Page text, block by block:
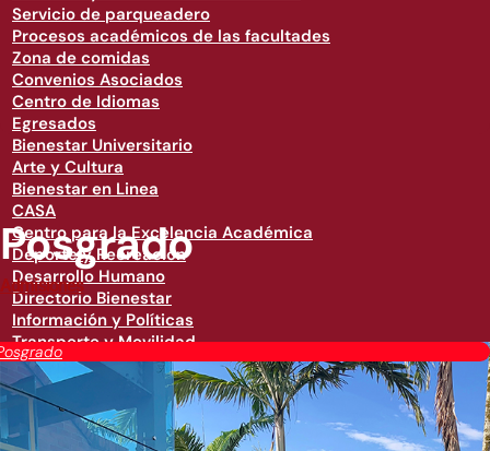
Servicio de parqueadero
Procesos académicos de las facultades
Zona de comidas
Convenios Asociados
Centro de Idiomas
Egresados
Bienestar Universitario
Arte y Cultura
Bienestar en Linea
CASA
Centro para la Excelencia Académica
Deporte y Recreación
Desarrollo Humano
Directorio Bienestar
Información y Políticas
Transporte y Movilidad
Posgrado
Admisiones